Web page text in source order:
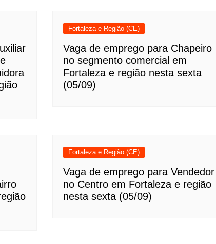
Fortaleza e Região (CE)
Vaga de emprego para Chapeiro
no segmento comercial em
Fortaleza e região nesta sexta
(05/09)
Fortaleza e Região (CE)
Vaga de emprego para Vendedor
no Centro em Fortaleza e região
nesta sexta (05/09)